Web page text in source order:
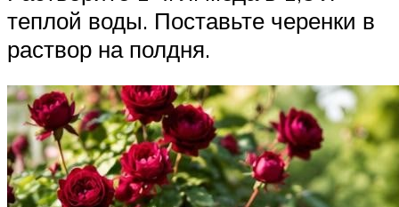
теплой воды. Поставьте черенки в
раствор на полдня.